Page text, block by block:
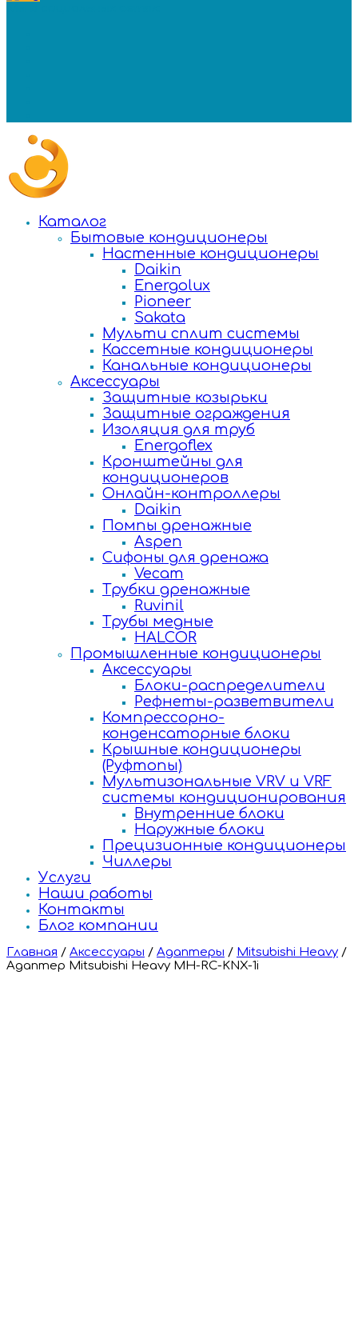
Каталог
Бытовые кондиционеры
Настенные кондиционеры
Daikin
Energolux
Pioneer
Sakata
Мульти сплит системы
Кассетные кондиционеры
Канальные кондиционеры
Аксессуары
Защитные козырьки
Защитные ограждения
Изоляция для труб
Energoflex
Кронштейны для
кондиционеров
Онлайн-контроллеры
Daikin
Помпы дренажные
Aspen
Сифоны для дренажа
Vecam
Трубки дренажные
Ruvinil
Трубы медные
HALCOR
Промышленные кондиционеры
Аксессуары
Блоки-распределители
Рефнеты-разветвители
Компрессорно-
конденсаторные блоки
Крышные кондиционеры
(Руфтопы)
Мультизональные VRV и VRF
системы кондиционирования
Внутренние блоки
Наружные блоки
Прецизионные кондиционеры
Чиллеры
Услуги
Наши работы
Контакты
Блог компании
Главная / Аксессуары / Адаптеры / Mitsubishi Heavy /
Адаптер Mitsubishi Heavy MH-RC-KNX-1i